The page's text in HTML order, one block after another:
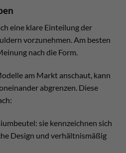
eine klare Einteilung der
vorzunehmen. Am besten
nach die Form.
am Markt anschaut, kann
abgrenzen. Diese
sie kennzeichnen sich
Design und verhältnismäßig